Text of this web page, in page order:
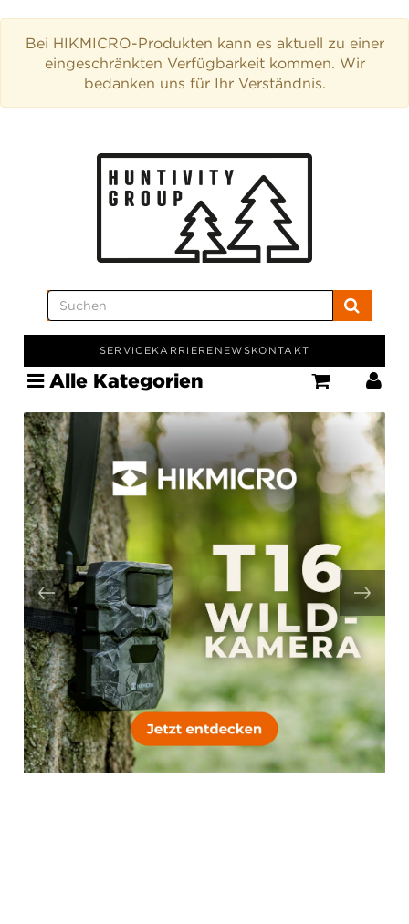
Bei HIKMICRO-Produkten kann es aktuell zu einer
eingeschränkten Verfügbarkeit kommen. Wir
bedanken uns für Ihr Verständnis.
SERVICEKARRIERE NEWSKONTAKT
Alle Kategorien